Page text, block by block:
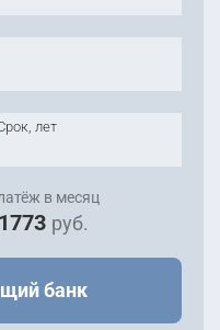
лет
в месяц
руб.
банк